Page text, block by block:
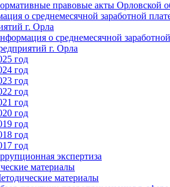
правовые акты Орловской
о среднемесячной заработной
г. Орла
о среднемесячной
г. Орла
год
год
год
год
год
год
год
год
год
экспертиза
материалы
материалы